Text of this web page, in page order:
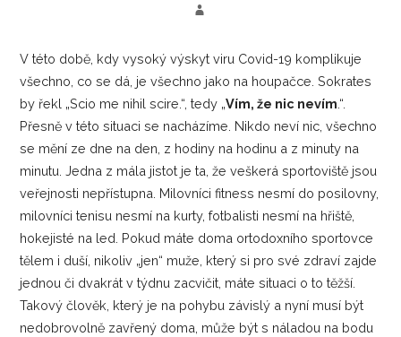
V této době, kdy vysoký výskyt viru Covid-19 komplikuje
všechno, co se dá, je všechno jako na houpačce. Sokrates
by řekl „Scio me nihil scire.“, tedy „Vím, že nic nevím .“.
Přesně v této situaci se nacházíme. Nikdo neví nic, všechno
se mění ze dne na den, z hodiny na hodinu a z minuty na
minutu. Jedna z mála jistot je ta, že veškerá sportoviště jsou
veřejnosti nepřístupna. Milovníci fitness nesmí do posilovny,
milovníci tenisu nesmí na kurty, fotbalisti nesmí na hřiště,
hokejisté na led. Pokud máte doma ortodoxního sportovce
tělem i duší, nikoliv „jen“ muže, který si pro své zdraví zajde
jednou či dvakrát v týdnu zacvičit, máte situaci o to těžší.
Takový člověk, který je na pohybu závislý a nyní musí být
nedobrovolně zavřený doma, může být s náladou na bodu